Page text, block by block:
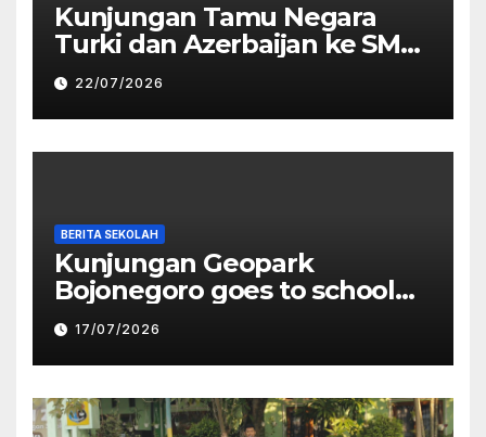
Kunjungan Tamu Negara
Turki dan Azerbaijan ke SMP
Negeri 1 Bojonegoro
22/07/2026
BERITA SEKOLAH
Kunjungan Geopark
Bojonegoro goes to school
oleh Dinas Pariwisata
Kabupaten Bojonegoro
17/07/2026